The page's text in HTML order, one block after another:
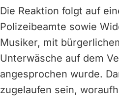
Die Reaktion folgt auf
Polizeibeamte sowie
Musiker, mit
Unterwäsche auf dem
angesprochen wurde.
zugelaufen sein,